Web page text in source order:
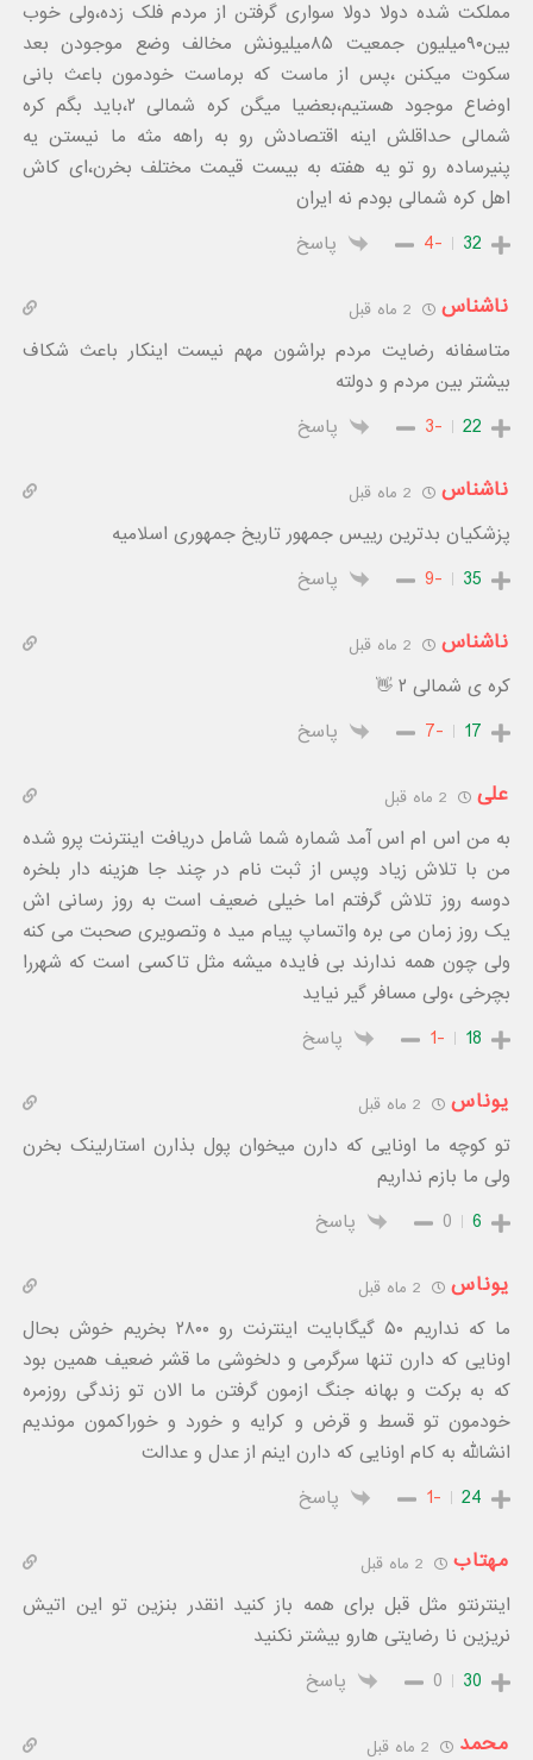
مملکت شده دولا دولا سواری گرفتن از مردم فلک زده،ولی خوب
بین۹۰میلیون جمعیت ۸۵میلیونش مخالف وضع موجودن بعد
سکوت میکنن ،پس از ماست که برماست خودمون باعث بانی
اوضاع موجود هستیم،بعضیا میگن کره شمالی ۲،باید بگم کره
شمالی حداقلش اینه اقتصادش رو به راهه مثه ما نیستن یه
پنیرساده رو تو یه هفته به بیست قیمت مختلف بخرن،ای کاش
اهل کره شمالی بودم نه ایران
32
-4 پاسخ
ناشناس
متاسفانه رضایت مردم براشون مهم نیست اینکار باعث شکاف
بیشتر بین مردم و دولته
22
-3 پاسخ
ناشناس
پزشکیان بدترین رییس جمهور تاریخ جمهوری اسلامیه
35
-9 پاسخ
ناشناس
کره ی شمالی ۲ 👋
17
-7 پاسخ
علی
به من اس ام اس آمد شماره شما شامل دریافت اینترنت پرو شده
من با تلاش زیاد وپس از ثبت نام در چند جا هزینه دار بلخره
دوسه روز تلاش گرفتم اما خیلی ضعیف است به روز رسانی اش
یک روز زمان می بره واتساپ پیام مید ه وتصویری صحبت می کنه
ولی چون همه ندارند بی فایده میشه مثل تاکسی است که شهررا
بچرخی ،ولی مسافر گیر نیاید
18
-1 پاسخ
یوناس
تو کوچه ما اونایی که دارن میخوان پول بذارن استارلینک بخرن
ولی ما بازم نداریم
6
0 پاسخ
یوناس
ما که نداریم ۵۰ گیگابایت اینترنت رو ۲۸۰۰ بخریم خوش بحال
اونایی که دارن تنها سرگرمی و دلخوشی ما قشر ضعیف همین بود
که به برکت و بهانه جنگ ازمون گرفتن ما الان تو زندگی روزمره
خودمون تو قسط و قرض و کرایه و خورد و خوراکمون موندیم
انشالله به کام اونایی که دارن اینم از عدل و عدالت
24
-1 پاسخ
مهتاب
اینترنتو مثل قبل برای همه باز کنید انقدر بنزین تو این اتیش
نریزین نا رضایتی هارو بیشتر نکنید
30
0 پاسخ
محمد